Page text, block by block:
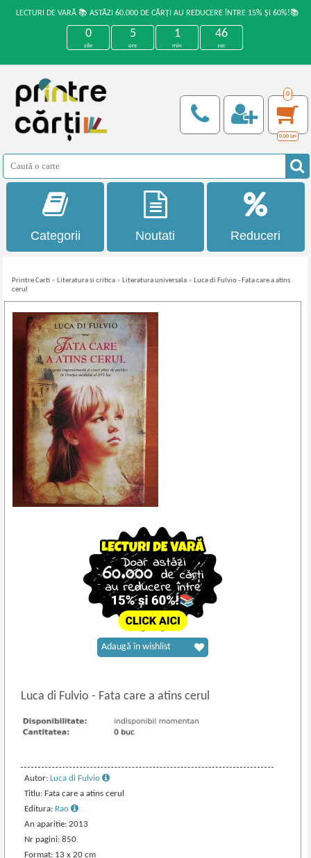
LECTURI DE VARĂ 📚 ASTĂZI 60.000 DE CĂRȚI AU REDUCERE ÎNTRE 15% ȘI 60%!📚
0
zile
5
ore
1
min
46
sec
0
0,00 Lei
Categorii Noutati Reduceri
Printre Carti » Literatura si critica » Literatura universala » Luca di Fulvio - Fata care a atins
cerul
Luca di Fulvio- Fata care a atins cerul
Autor:Luca di Fulvio
Titlu: Fata care a atins cerul
Editura: Rao
An aparitie: 2013
Nr pagini: 850
Format: 13 x 20 cm
Adaugă în wishlist